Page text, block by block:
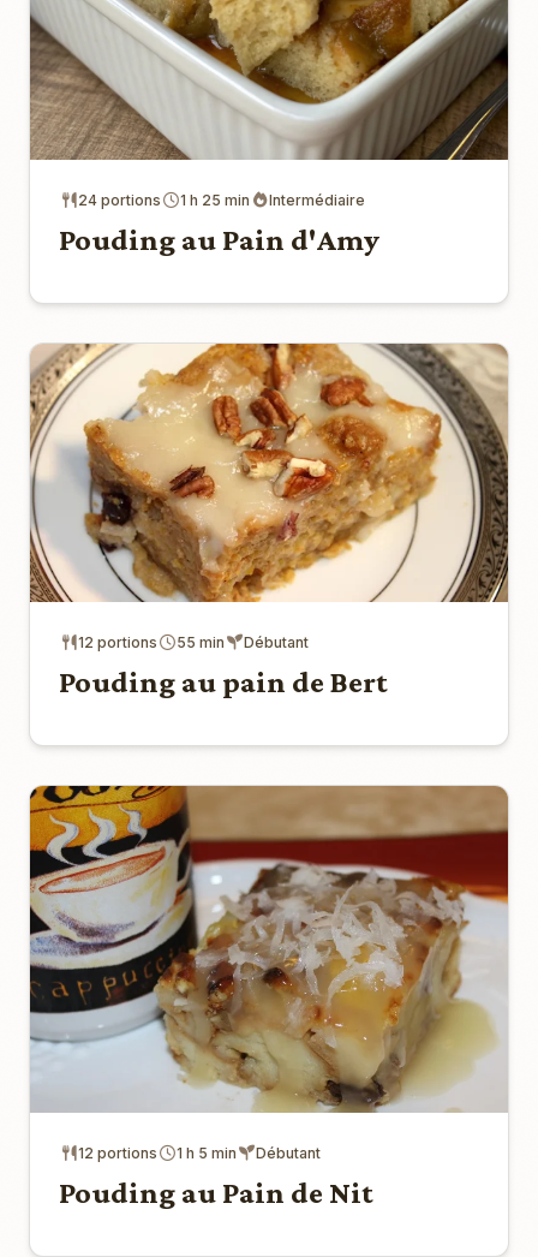
24 portions 1 h 25 min Intermédiaire
Pouding au Pain d'Amy
12 portions 55 min Débutant
Pouding au pain de Bert
12 portions 1 h 5 min Débutant
Pouding au Pain de Nit